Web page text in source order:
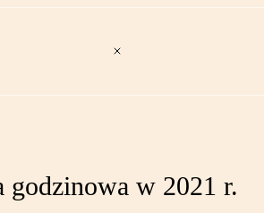
godzinowa w 2021 r.